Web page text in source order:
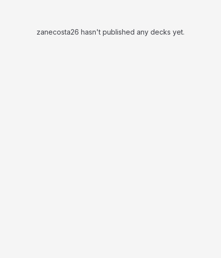
zanecosta26 hasn't published any decks yet.